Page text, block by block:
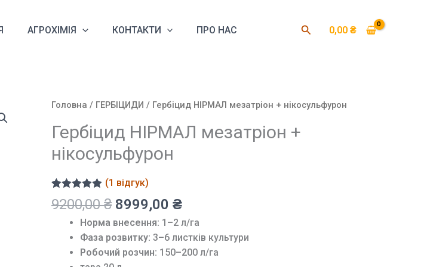
АГРОХІМІЯ КОНТАКТИ ПРО НАС Пошук0,00 ₴
Головна / ГЕРБІЦИДИ / Гербіцид НІРМАЛ мезатріон + нікосульфурон
Гербіцид НІРМАЛ мезатріон +
нікосульфурон
Рейтинг
5.00з 5 на
опитування
1
покупця
(1 відгук)
9200,00₴ Оригінальна
ціна:
9200,00 ₴.
8999,00 ₴Поточна
ціна:
8999,00 ₴.
Норма внесення: 1–2 л/га
Фаза розвитку: 3–6 листків культури
Робочий розчин: 150–200 л/га